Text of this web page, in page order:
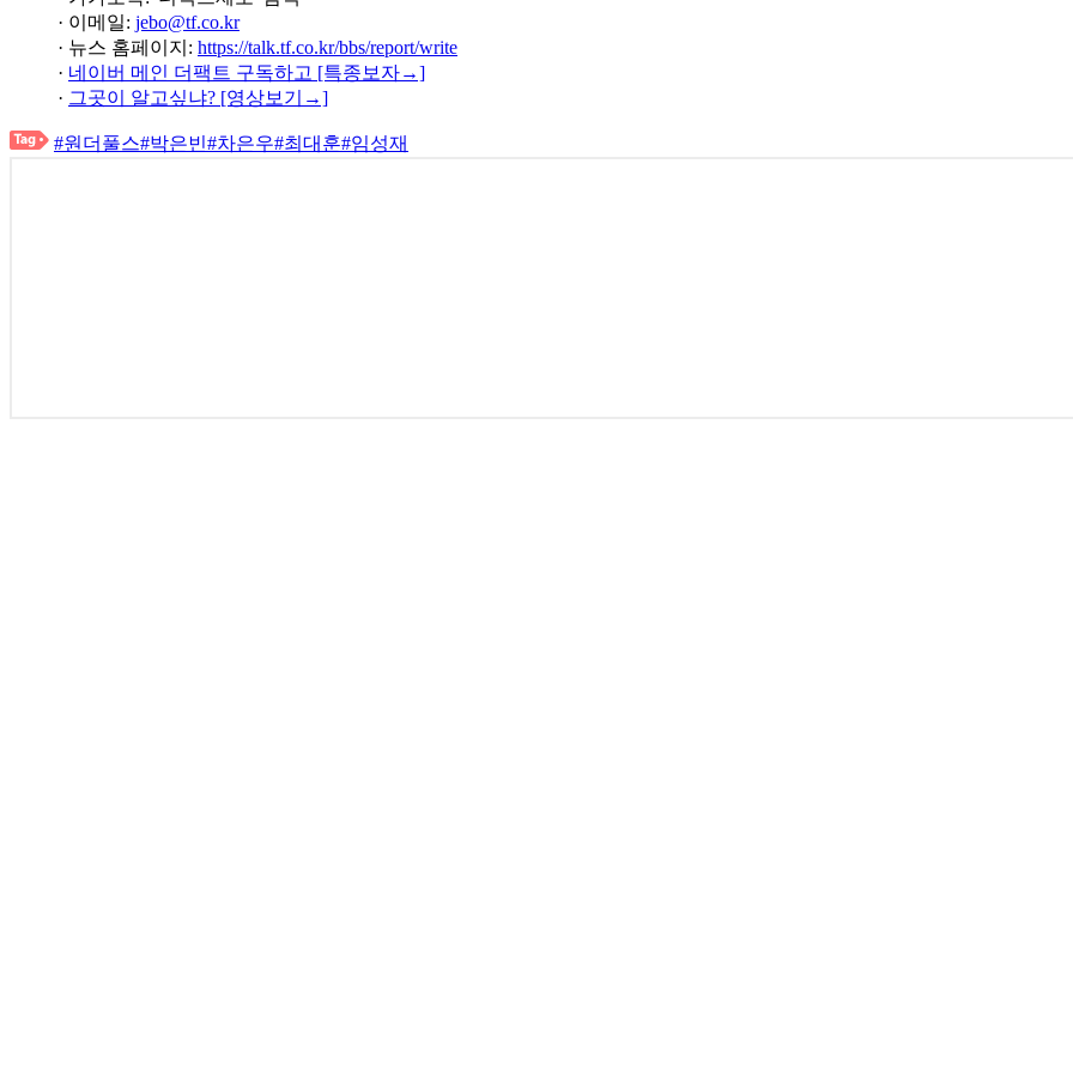
· 이메일: jebo@tf.co.kr
· 뉴스 홈페이지: https://talk.tf.co.kr/bbs/report/write
· 네이버 메인 더팩트 구독하고 [특종보자→]
· 그곳이 알고싶냐? [영상보기→]
#원더풀스#박은빈#차은우#최대훈#임성재